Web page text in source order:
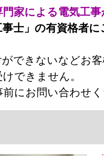
門家による電気工
士」の有資格者
できないなどお
できません。
前にお問い合わせ